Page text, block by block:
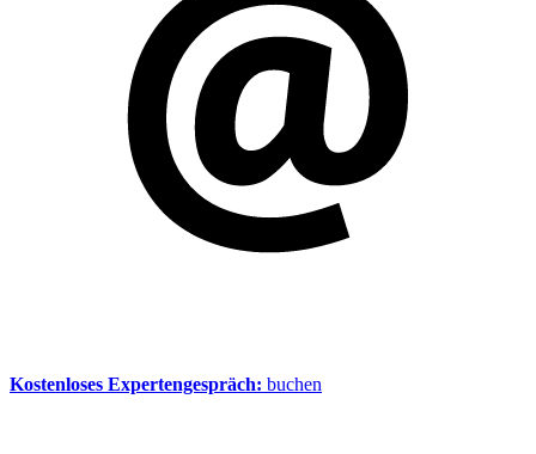
Kostenloses Expertengespräch: buchen